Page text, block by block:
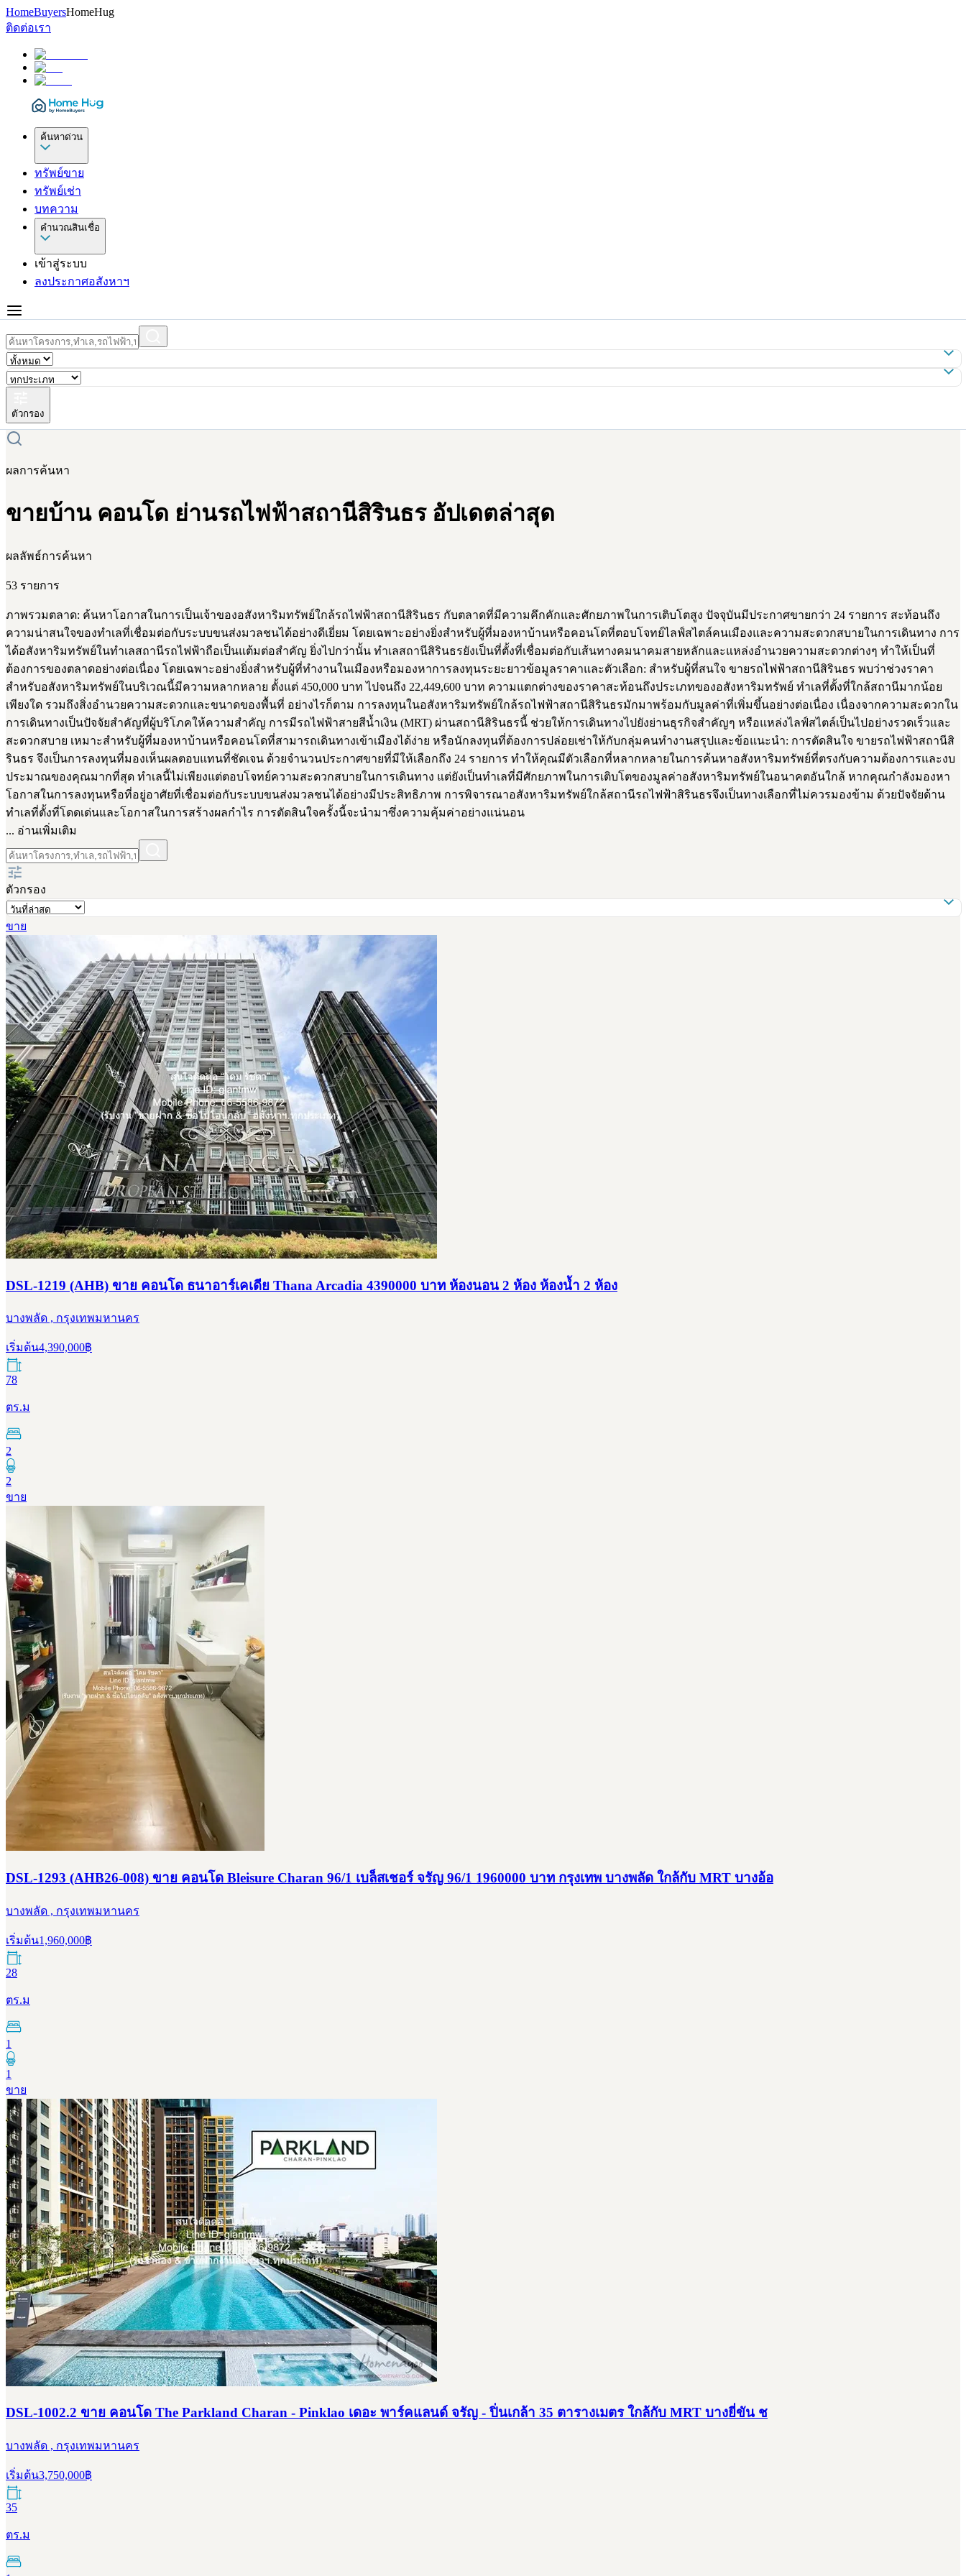
HomeBuyersHomeHug
ติดต่อเรา
ค้นหาด่วน
ทรัพย์ขาย
ทรัพย์เช่า
บทความ
คำนวณสินเชื่อ
เข้าสู่ระบบ
ลงประกาศอสังหาฯ
ตัวกรอง
ผลการค้นหา
ขายบ้าน คอนโด ย่านรถไฟฟ้าสถานีสิรินธร อัปเดตล่าสุด
ผลลัพธ์การค้นหา
53 รายการ
ภาพรวมตลาด: ค้นหาโอกาสในการเป็นเจ้าของอสังหาริมทรัพย์ใกล้รถไฟฟ้าสถานีสิรินธร กับตลาดที่มีความคึกคักและศักยภาพในการเติบโตสูง ปัจจุบันมีประกาศขายกว่า 24 รายการ สะท้อนถึง
ความน่าสนใจของทำเลที่เชื่อมต่อกับระบบขนส่งมวลชนได้อย่างดีเยี่ยม โดยเฉพาะอย่างยิ่งสำหรับผู้ที่มองหาบ้านหรือคอนโดที่ตอบโจทย์ไลฟ์สไตล์คนเมืองและความสะดวกสบายในการเดินทาง การ
ได้อสังหาริมทรัพย์ในทำเลสถานีรถไฟฟ้าถือเป็นแต้มต่อสำคัญ ยิ่งไปกว่านั้น ทำเลสถานีสิรินธรยังเป็นที่ตั้งที่เชื่อมต่อกับเส้นทางคมนาคมสายหลักและแหล่งอำนวยความสะดวกต่างๆ ทำให้เป็นที่
ต้องการของตลาดอย่างต่อเนื่อง โดยเฉพาะอย่างยิ่งสำหรับผู้ที่ทำงานในเมืองหรือมองหาการลงทุนระยะยาวข้อมูลราคาและตัวเลือก: สำหรับผู้ที่สนใจ ขายรถไฟฟ้าสถานีสิรินธร พบว่าช่วงราคา
สำหรับอสังหาริมทรัพย์ในบริเวณนี้มีความหลากหลาย ตั้งแต่ 450,000 บาท ไปจนถึง 22,449,600 บาท ความแตกต่างของราคาสะท้อนถึงประเภทของอสังหาริมทรัพย์ ทำเลที่ตั้งที่ใกล้สถานีมากน้อย
เพียงใด รวมถึงสิ่งอำนวยความสะดวกและขนาดของพื้นที่ อย่างไรก็ตาม การลงทุนในอสังหาริมทรัพย์ใกล้รถไฟฟ้าสถานีสิรินธรมักมาพร้อมกับมูลค่าที่เพิ่มขึ้นอย่างต่อเนื่อง เนื่องจากความสะดวกใน
การเดินทางเป็นปัจจัยสำคัญที่ผู้บริโภคให้ความสำคัญ การมีรถไฟฟ้าสายสีน้ำเงิน (MRT) ผ่านสถานีสิรินธรนี้ ช่วยให้การเดินทางไปยังย่านธุรกิจสำคัญๆ หรือแหล่งไลฟ์สไตล์เป็นไปอย่างรวดเร็วและ
สะดวกสบาย เหมาะสำหรับผู้ที่มองหาบ้านหรือคอนโดที่สามารถเดินทางเข้าเมืองได้ง่าย หรือนักลงทุนที่ต้องการปล่อยเช่าให้กับกลุ่มคนทำงานสรุปและข้อแนะนำ: การตัดสินใจ ขายรถไฟฟ้าสถานีสิ
รินธร จึงเป็นการลงทุนที่มองเห็นผลตอบแทนที่ชัดเจน ด้วยจำนวนประกาศขายที่มีให้เลือกถึง 24 รายการ ทำให้คุณมีตัวเลือกที่หลากหลายในการค้นหาอสังหาริมทรัพย์ที่ตรงกับความต้องการและงบ
ประมาณของคุณมากที่สุด ทำเลนี้ไม่เพียงแต่ตอบโจทย์ความสะดวกสบายในการเดินทาง แต่ยังเป็นทำเลที่มีศักยภาพในการเติบโตของมูลค่าอสังหาริมทรัพย์ในอนาคตอันใกล้ หากคุณกำลังมองหา
โอกาสในการลงทุนหรือที่อยู่อาศัยที่เชื่อมต่อกับระบบขนส่งมวลชนได้อย่างมีประสิทธิภาพ การพิจารณาอสังหาริมทรัพย์ใกล้สถานีรถไฟฟ้าสิรินธรจึงเป็นทางเลือกที่ไม่ควรมองข้าม ด้วยปัจจัยด้าน
ทำเลที่ตั้งที่โดดเด่นและโอกาสในการสร้างผลกำไร การตัดสินใจครั้งนี้จะนำมาซึ่งความคุ้มค่าอย่างแน่นอน
... อ่านเพิ่มเติม
ตัวกรอง
ขาย
DSL-1219 (AHB) ขาย คอนโด ธนาอาร์เคเดีย Thana Arcadia 4390000 บาท ห้องนอน 2 ห้อง ห้องน้ำ 2 ห้อง
บางพลัด , กรุงเทพมหานคร
เริ่มต้น4,390,000฿
78
ตร.ม
2
2
ขาย
DSL-1293 (AHB26-008) ขาย คอนโด Bleisure Charan 96/1 เบล็สเชอร์ จรัญ 96/1 1960000 บาท กรุงเทพ บางพลัด ใกล้กับ MRT บางอ้อ
บางพลัด , กรุงเทพมหานคร
เริ่มต้น1,960,000฿
28
ตร.ม
1
1
ขาย
DSL-1002.2 ขาย คอนโด The Parkland Charan - Pinklao เดอะ พาร์คแลนด์ จรัญ - ปิ่นเกล้า 35 ตารางเมตร ใกล้กับ MRT บางยี่ขัน ช
บางพลัด , กรุงเทพมหานคร
เริ่มต้น3,750,000฿
35
ตร.ม